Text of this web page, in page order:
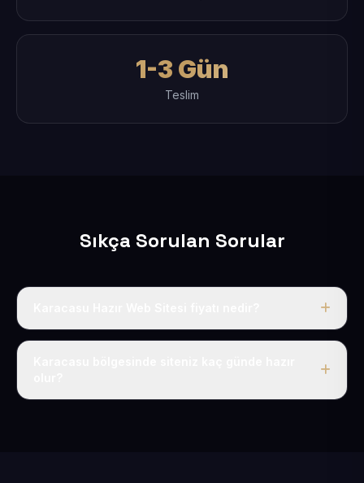
1-3 Gün
Teslim
Sıkça Sorulan Sorular
Tek fiyat uygulanır: yıllık 50 USD + KDV. Bu bedele alan